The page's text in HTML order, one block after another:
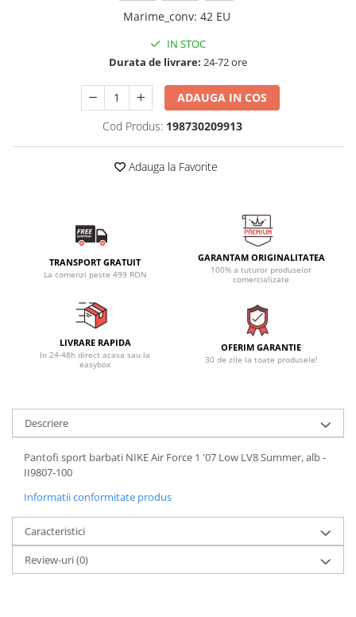
Marime_conv: 42 EU
IN STOC
Durata de livrare: 24-72 ore
ADAUGA IN COS
Cod Produs: 198730209913
Adauga la Favorite
TRANSPORT GRATUIT
La comenzi peste 499 RON
GARANTAM ORIGINALITATEA
100% a tuturor produselor
comercializate
LIVRARE RAPIDA
In 24-48h direct acasa sau la
easybox
OFERIM GARANTIE
30 de zile la toate produsele!
Descriere
Pantofi sport barbati NIKE Air Force 1 '07 Low LV8 Summer, alb -
II9807-100
Informatii conformitate produs
Caracteristici
Review-uri(0)